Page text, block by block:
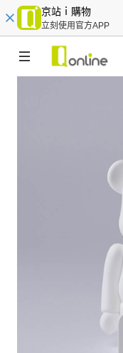
京站ｉ購物
立刻使用官方APP